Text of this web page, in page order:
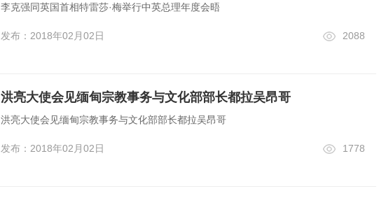
李克强同英国首相特雷莎·梅举行中英总理年度会晤
发布：2018年02月02日 2088
洪亮大使会见缅甸宗教事务与文化部部长都拉吴昂哥
洪亮大使会见缅甸宗教事务与文化部部长都拉吴昂哥
发布：2018年02月02日 1778